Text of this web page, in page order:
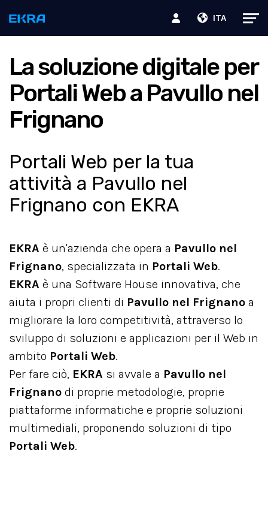
ITA
La soluzione digitale per
Portali Web a Pavullo nel
Frignano
Portali Web per la tua
attività a Pavullo nel
Frignano con EKRA
EKRA è un'azienda che opera a Pavullo nel
Frignano, specializzata in Portali Web.
EKRA è una Software House innovativa, che
aiuta i propri clienti di Pavullo nel Frignano a
migliorare la loro competitività, attraverso lo
sviluppo di soluzioni e applicazioni per il Web in
ambito Portali Web.
Per fare ciò, EKRA si avvale a Pavullo nel
Frignano di proprie metodologie, proprie
piattaforme informatiche e proprie soluzioni
multimediali, proponendo soluzioni di tipo
Portali Web.